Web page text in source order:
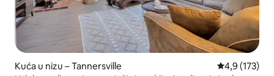
Kuća u nizu – Tannersville Prosječna
4,9 (173)